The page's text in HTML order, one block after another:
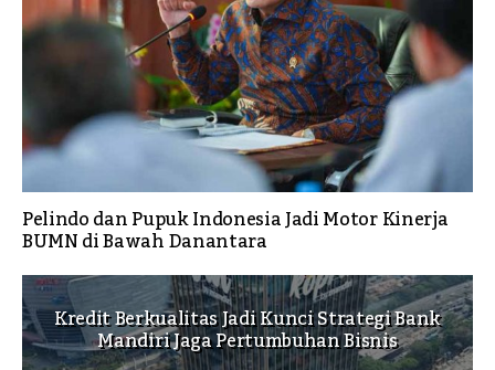
Pelindo dan Pupuk Indonesia Jadi Motor Kinerja
BUMN di Bawah Danantara
Kredit Berkualitas Jadi Kunci Strategi Bank
Mandiri Jaga Pertumbuhan Bisnis